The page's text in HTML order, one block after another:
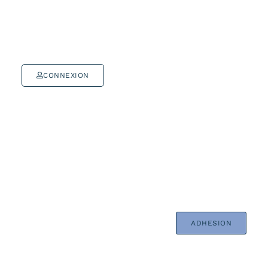
CONNEXION
ADHESION